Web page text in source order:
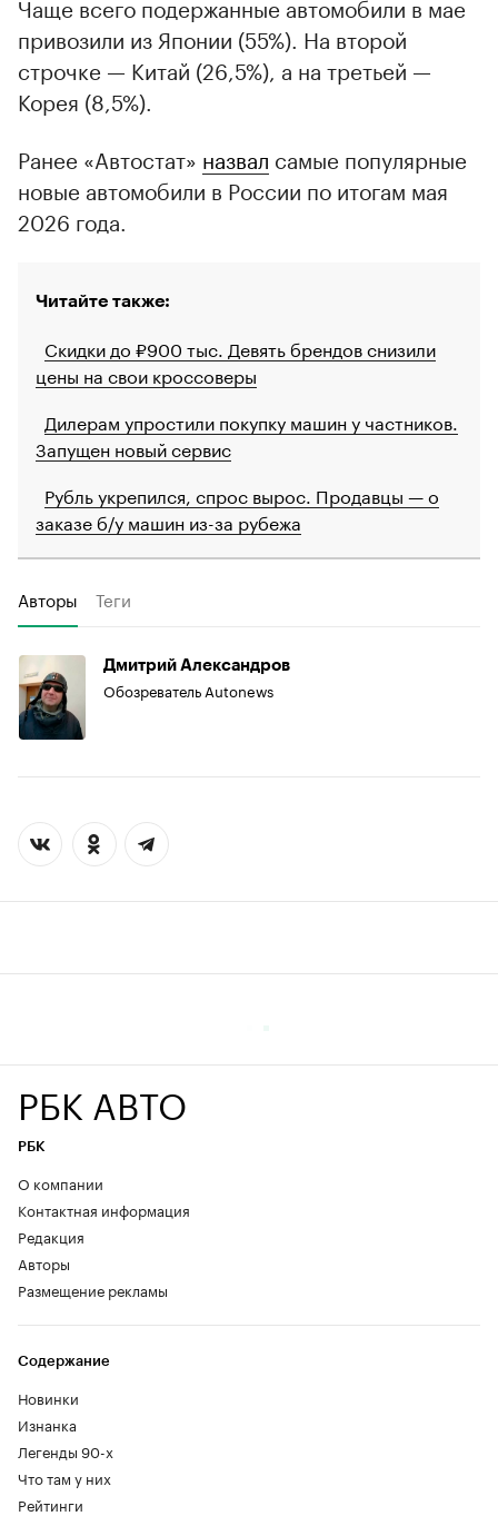
привозили из Японии (55%). На второй
строчке — Китай (26,5%), а на третьей —
Корея (8,5%).
Ранее «Автостат» назвал самые популярные
новые автомобили в России по итогам мая
2026 года.
Читайте также:
Скидки до ₽900 тыс. Девять брендов снизили
цены на свои кроссоверы
Дилерам упростили покупку машин у частников.
Запущен новый сервис
Рубль укрепился, спрос вырос. Продавцы — о
заказе б/у машин из-за рубежа
Авторы Теги
Дмитрий Александров
Обозреватель Autonews
РБК АВТО
РБК
О компании
Контактная информация
Редакция
Авторы
Размещение рекламы
Содержание
Новинки
Изнанка
Легенды 90-х
Что там у них
Рейтинги